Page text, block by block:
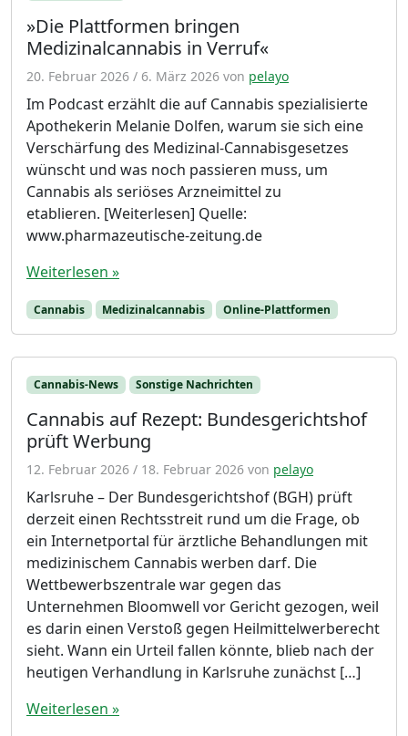
»Die Plattformen bringen
Medizinalcannabis in Verruf«
20. Februar 2026 / 6. März 2026 von pelayo
Im Podcast erzählt die auf Cannabis spezialisierte
Apothekerin Melanie Dolfen, warum sie sich eine
Verschärfung des Medizinal-Cannabisgesetzes
wünscht und was noch passieren muss, um
Cannabis als seriöses Arzneimittel zu
etablieren. [Weiterlesen] Quelle:
www.pharmazeutische-zeitung.de
Weiterlesen »
Cannabis Medizinalcannabis Online-Plattformen
Cannabis-News Sonstige Nachrichten
Cannabis auf Rezept: Bundesgerichtshof
prüft Werbung
12. Februar 2026 / 18. Februar 2026 von pelayo
Karlsruhe – Der Bundesgerichtshof (BGH) prüft
derzeit einen Rechtsstreit rund um die Frage, ob
ein Internetportal für ärztliche Behandlungen mit
medizinischem Cannabis werben darf. Die
Wettbewerbszentrale war gegen das
Unternehmen Bloomwell vor Gericht gezogen, weil
es darin einen Verstoß gegen Heilmittelwerberecht
sieht. Wann ein Urteil fallen könnte, blieb nach der
heutigen Verhandlung in Karlsruhe zunächst […]
Weiterlesen »